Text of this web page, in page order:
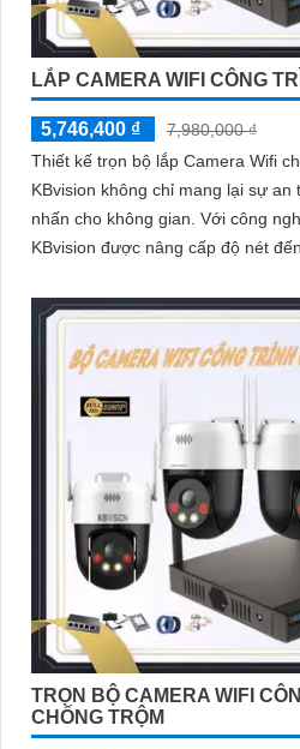
LẮP CAMERA WIFI CÔNG
5,746,400 ₫
7,980,000 ₫
Thiết kế trọn bộ lắp Camera Wifi
KBvision không chỉ mang lại sự an
nhấn cho không gian. Với công nghệ tiên tiến, Camera Wifi
KBvision được nâng cấp độ nét
TRỌN BỘ CAMERA WIFI
CHỐNG TRỘM